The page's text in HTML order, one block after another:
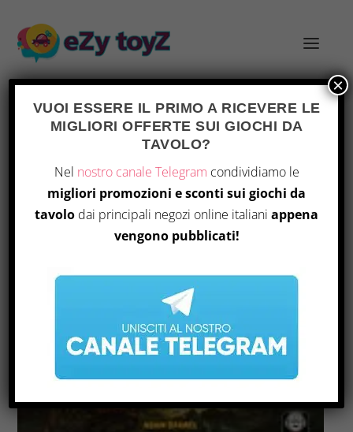
TAG:SCOPERTA
VUOI ESSERE IL PRIMO A RICEVERE LE
MIGLIORI OFFERTE SUI GIOCHI DA
TAVOLO?
Nel nostro canale Telegram condividiamo le
migliori promozioni e sconti sui giochi da
tavolo dai principali negozi online italiani appena
vengono pubblicati!
×